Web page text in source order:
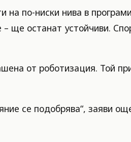
на по-ниски нива в
ще останат устойчиви.
от роботизация. Той
се подобрява“, заяви